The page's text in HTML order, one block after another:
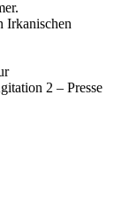
Irkanischen
2 – Presse